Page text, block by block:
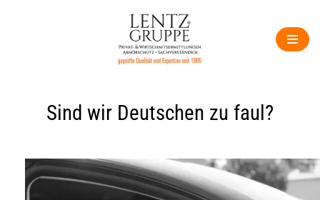
Sind wir Deutschen zu faul?